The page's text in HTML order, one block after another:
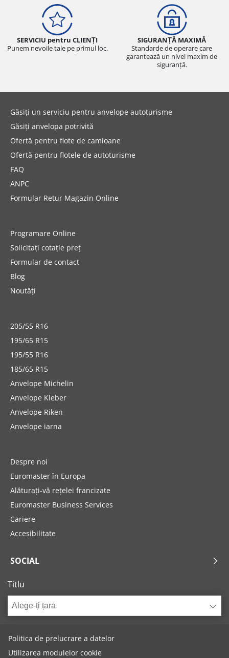
SERVICIU pentru CLIENȚI
Punem nevoile tale pe primul loc.
SIGURANȚĂ MAXIMĂ
Standarde de operare care
garantează un nivel maxim de
siguranță.
Găsiți un serviciu pentru anvelope autoturisme
Găsiți anvelopa potrivită
Ofertă pentru flote de camioane
Ofertă pentru flotele de autoturisme
FAQ
ANPC
Formular Retur Magazin Online
Programare Online
Solicitați cotație preț
Formular de contact
Blog
Noutăți
205/55 R16
195/65 R15
195/55 R16
185/65 R15
Anvelope Michelin
Anvelope Kleber
Anvelope Riken
Anvelope iarna
Despre noi
Euromaster în Europa
Alăturați-vă rețelei francizate
Euromaster Business Services
Cariere
Accesibilitate
SOCIAL
Titlu
Alege-ți țara
Politica de prelucrare a datelor
Utilizarea modulelor cookie